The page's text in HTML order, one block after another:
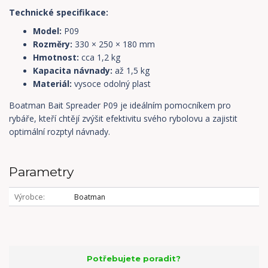
Technické specifikace:
Model: P09
Rozměry: 330 × 250 × 180 mm
Hmotnost: cca 1,2 kg
Kapacita návnady: až 1,5 kg
Materiál: vysoce odolný plast
Boatman Bait Spreader P09 je ideálním pomocníkem pro
rybáře, kteří chtějí zvýšit efektivitu svého rybolovu a zajistit
optimální rozptyl návnady.
Parametry
Výrobce Boatman
Potřebujete poradit?